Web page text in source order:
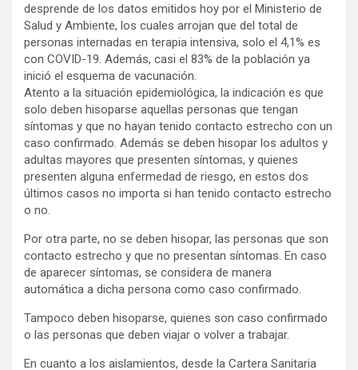
desprende de los datos emitidos hoy por el Ministerio de
Salud y Ambiente, los cuales arrojan que del total de
personas internadas en terapia intensiva, solo el 4,1% es
con COVID-19. Además, casi el 83% de la población ya
inició el esquema de vacunación.
Atento a la situación epidemiológica, la indicación es que
solo deben hisoparse aquellas personas que tengan
síntomas y que no hayan tenido contacto estrecho con un
caso confirmado. Además se deben hisopar los adultos y
adultas mayores que presenten síntomas, y quienes
presenten alguna enfermedad de riesgo, en estos dos
últimos casos no importa si han tenido contacto estrecho
o no.
Por otra parte, no se deben hisopar, las personas que son
contacto estrecho y que no presentan síntomas. En caso
de aparecer síntomas, se considera de manera
automática a dicha persona como caso confirmado.
Tampoco deben hisoparse, quienes son caso confirmado
o las personas que deben viajar o volver a trabajar.
En cuanto a los aislamientos, desde la Cartera Sanitaria